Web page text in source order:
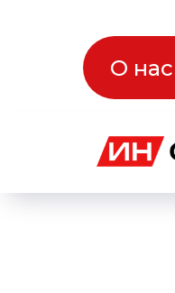
О нас